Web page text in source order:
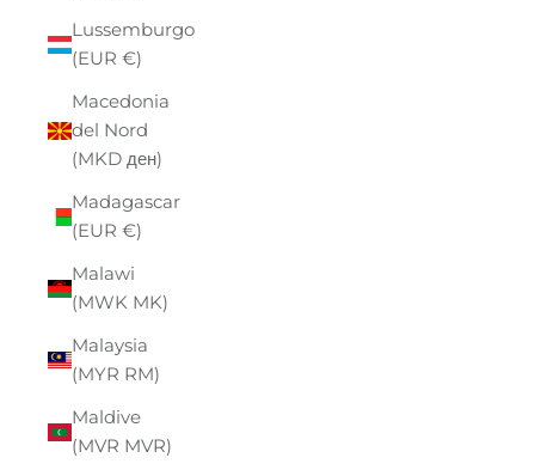
Lussemburgo
(EUR €)
Macedonia
del Nord
(MKD ден)
Madagascar
(EUR €)
Malawi
(MWK MK)
Malaysia
(MYR RM)
Maldive
(MVR MVR)